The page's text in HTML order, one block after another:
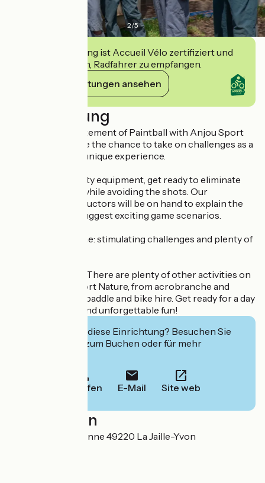
2/5
Diese Einrichtung ist Accueil Vélo zertifiziert und
verpflichtet sich, Radfahrer zu empfangen.
Ihre Verpflichtungen ansehen
Beschreibung
Dive into the excitement of Paintball with Anjou Sport
Nature! You'll have the chance to take on challenges as a
team and enjoy a unique experience.
Protected by safety equipment, get ready to eliminate
your opponents while avoiding the shots. Our
professional instructors will be on hand to explain the
safety rules and suggest exciting game scenarios.
On the programme: stimulating challenges and plenty of
And that's not all! There are plenty of other activities on
offer at Anjou Sport Nature, from acrobranche and
archery to kayak, paddle and bike hire. Get ready for a day
full of adventure and unforgettable fun!
Interessiert Sie diese Einrichtung? Besuchen Sie
deren Website zum Buchen oder für mehr
Anrufen E-Mail Site web
Localisation
1 Route de la Mayenne 49220 La Jaille-Yvon